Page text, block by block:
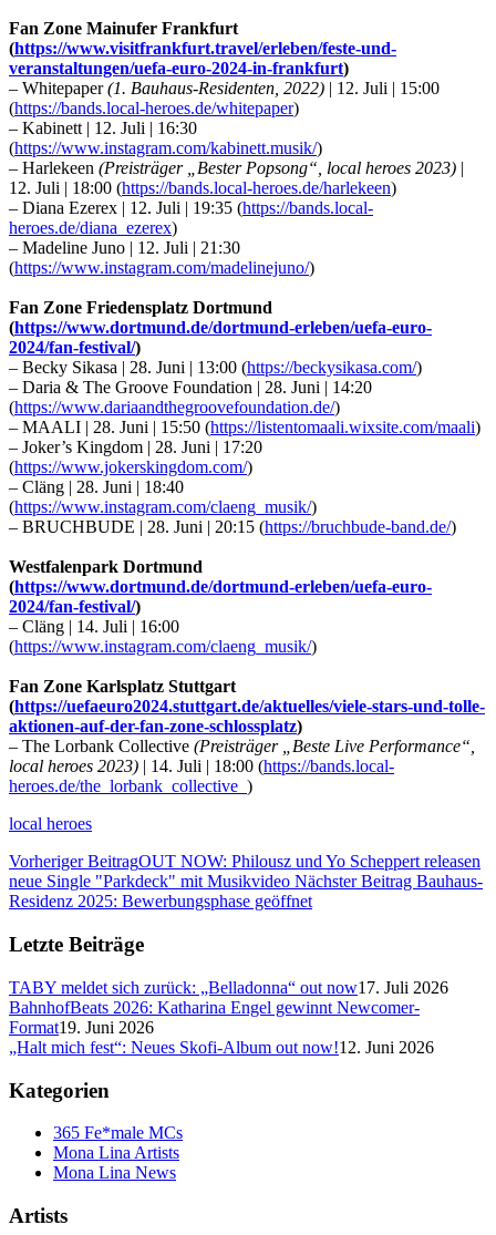
Fan Zone Mainufer Frankfurt
(https://www.visitfrankfurt.travel/erleben/feste-und-
veranstaltungen/uefa-euro-2024-in-frankfurt)
– Whitepaper(1. Bauhaus-Residenten, 2022) | 12. Juli | 15:00
(https://bands.local-heroes.de/whitepaper)
– Kabinett | 12. Juli | 16:30
(https://www.instagram.com/kabinett.musik/)
– Harlekeen (Preisträger „Bester Popsong“, local heroes 2023)
12. Juli | 18:00 (https://bands.local-heroes.de/harlekeen)
– Diana Ezerex | 12. Juli | 19:35 (https://bands.local-
heroes.de/diana_ezerex)
– Madeline Juno | 12. Juli | 21:30
(https://www.instagram.com/madelinejuno/)
Fan Zone Friedensplatz Dortmund
(https://www.dortmund.de/dortmund-erleben/uefa-euro-
2024/fan-festival/)
– Becky Sikasa | 28. Juni | 13:00 (https://beckysikasa.com/)
– Daria & The Groove Foundation | 28. Juni | 14:20
(https://www.dariaandthegroovefoundation.de/)
– MAALI | 28. Juni | 15:50 (https://listentomaali.wixsite.com/maali)
– Joker’s Kingdom | 28. Juni | 17:20
(https://www.jokerskingdom.com/)
– Cläng | 28. Juni | 18:40
(https://www.instagram.com/claeng_musik/)
– BRUCHBUDE | 28. Juni | 20:15 (https://bruchbude-band.de/)
Westfalenpark Dortmund
(https://www.dortmund.de/dortmund-erleben/uefa-euro-
2024/fan-festival/)
– Cläng | 14. Juli | 16:00
(https://www.instagram.com/claeng_musik/)
Fan Zone Karlsplatz Stuttgart
(https://uefaeuro2024.stuttgart.de/aktuelles/viele-stars-und-tolle-
aktionen-auf-der-fan-zone-schlossplatz)
– The Lorbank Collective (Preisträger „Beste Live Performance“,
local heroes 2023) | 14. Juli | 18:00 (https://bands.local-
heroes.de/the_lorbank_collective_ )
local heroes
Vorheriger BeitragOUT NOW: Philousz und Yo Scheppert releasen
neue Single "Parkdeck" mit Musikvideo Nächster Beitrag Bauhaus-
Residenz 2025: Bewerbungsphase geöffnet
Letzte Beiträge
TABY meldet sich zurück: „Belladonna“ out now17. Juli 2026
BahnhofBeats 2026: Katharina Engel gewinnt Newcomer-
Format19. Juni 2026
„Halt mich fest“: Neues Skofi-Album out now!12. Juni 2026
Kategorien
365 Fe*male MCs
Mona Lina Artists
Mona Lina News
Artists